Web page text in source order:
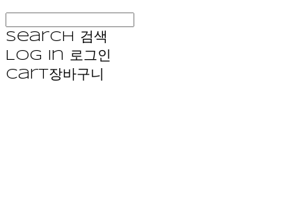
Search
검색
Log In 로그인
Cart장바구니